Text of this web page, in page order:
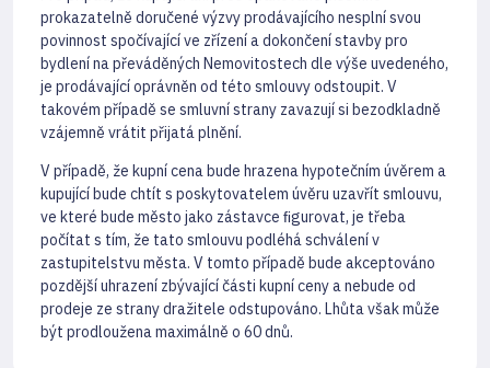
prokazatelně doručené výzvy prodávajícího nesplní svou
povinnost spočívající ve zřízení a dokončení stavby pro
bydlení na převáděných Nemovitostech dle výše uvedeného,
je prodávající oprávněn od této smlouvy odstoupit. V
takovém případě se smluvní strany zavazují si bezodkladně
vzájemně vrátit přijatá plnění.
V případě, že kupní cena bude hrazena hypotečním úvěrem a
kupující bude chtít s poskytovatelem úvěru uzavřít smlouvu,
ve které bude město jako zástavce ﬁgurovat, je třeba
počítat s tím, že tato smlouvu podléhá schválení v
zastupitelstvu města. V tomto případě bude akceptováno
pozdější uhrazení zbývající části kupní ceny a nebude od
prodeje ze strany dražitele odstupováno. Lhůta však může
být prodloužena maximálně o 60 dnů.